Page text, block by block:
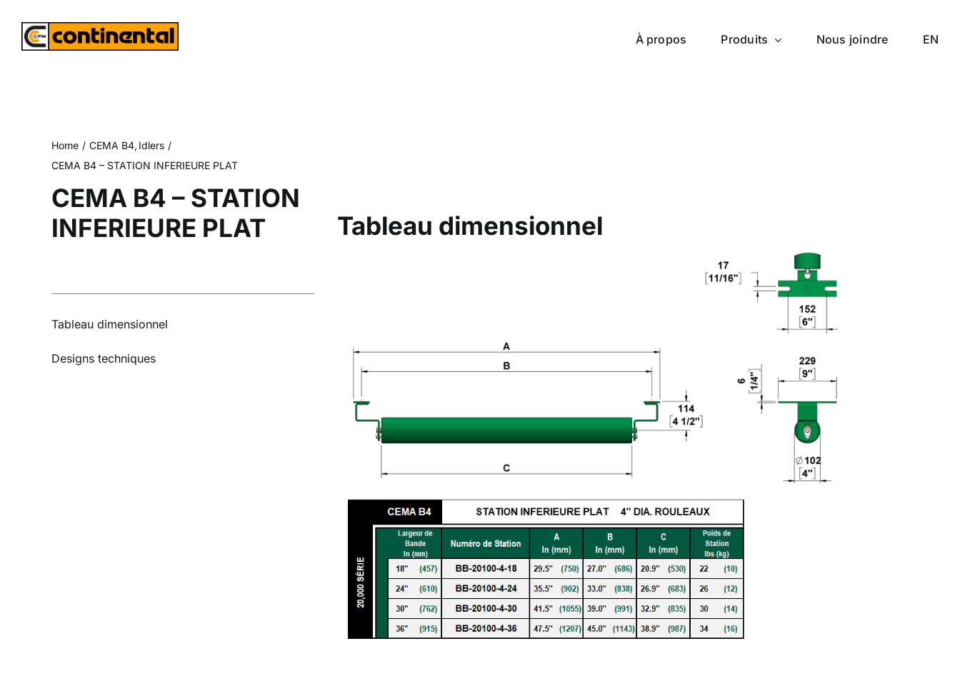
content
À propos Produits Nous joindre EN
Home CEMA B4 Idlers
CEMA B4 – STATION INFERIEURE PLAT
CEMA B4 – STATION
INFERIEURE PLAT
Tableau dimensionnel
Designs techniques
Tableau dimensionnel